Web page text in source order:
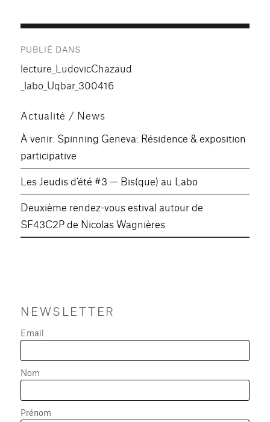
de
l’article
PUBLIÉ DANS
lecture_LudovicChazaud
_labo_Uqbar_300416
Actualité / News
À venir: Spinning Geneva: Résidence & exposition
participative
Les Jeudis d’été #3 — Bis(que) au Labo
Deuxième rendez-vous estival autour de
SF43C2P de Nicolas Wagnières
NEWSLETTER
Email
Nom
Prénom